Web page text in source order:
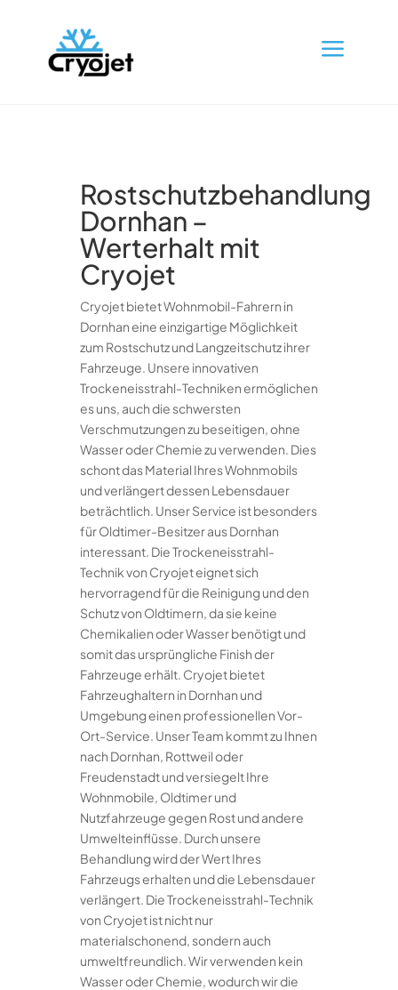
a
Rostschutzbehandlung
Dornhan –
Werterhalt mit
Cryojet
Cryojet bietet Wohnmobil-Fahrern in
Dornhan eine einzigartige Möglichkeit
zum Rostschutz und Langzeitschutz ihrer
Fahrzeuge. Unsere innovativen
Trockeneisstrahl-Techniken ermöglichen
es uns, auch die schwersten
Verschmutzungen zu beseitigen, ohne
Wasser oder Chemie zu verwenden. Dies
schont das Material Ihres Wohnmobils
und verlängert dessen Lebensdauer
beträchtlich. Unser Service ist besonders
für Oldtimer-Besitzer aus Dornhan
interessant. Die Trockeneisstrahl-
Technik von Cryojet eignet sich
hervorragend für die Reinigung und den
Schutz von Oldtimern, da sie keine
Chemikalien oder Wasser benötigt und
somit das ursprüngliche Finish der
Fahrzeuge erhält. Cryojet bietet
Fahrzeughaltern in Dornhan und
Umgebung einen professionellen Vor-
Ort-Service. Unser Team kommt zu Ihnen
nach Dornhan, Rottweil oder
Freudenstadt und versiegelt Ihre
Wohnmobile, Oldtimer und
Nutzfahrzeuge gegen Rost und andere
Umwelteinflüsse. Durch unsere
Behandlung wird der Wert Ihres
Fahrzeugs erhalten und die Lebensdauer
verlängert. Die Trockeneisstrahl-Technik
von Cryojet ist nicht nur
materialschonend, sondern auch
umweltfreundlich. Wir verwenden kein
Wasser oder Chemie, wodurch wir die